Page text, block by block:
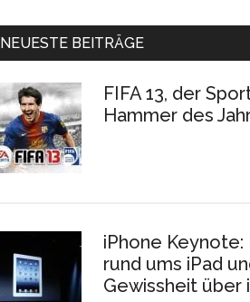
NEUESTE BEITRÄGE
FIFA 13, der
Hammer des
iPhone Keynote:
rund ums iPad
Gewissheit über